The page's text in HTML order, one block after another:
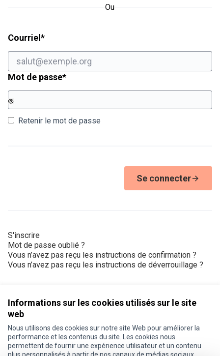
Informations sur les cookies utilisés sur le site
web
Nous utilisons des cookies sur notre site Web pour améliorer la
performance et les contenus du site. Les cookies nous
permettent de fournir une expérience utilisateur et un contenu
Ou
Courriel *Champ obligatoire
Mot de passe*Champ obligatoire
Retenir le mot de passe
Se connecter
S'inscrire
Mot de passe oublié ?
Vous n’avez pas reçu les instructions de confirmation ?
Vous n’avez pas reçu les instructions de déverrouillage ?
Conditions d'utilisation
Paramètres des cookies
Je participe ! sur X
Je participe ! sur Facebook
Je participe ! sur Instagram